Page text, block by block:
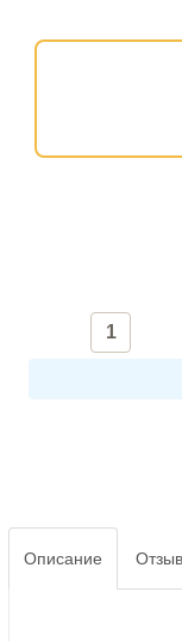
Описание